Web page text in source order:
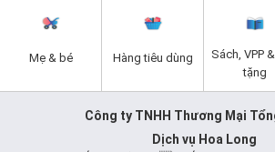
Mẹ & bé Hàng tiêu dùng
Sách, VPP
tặng
Công ty TNHH Thương Mại
Dịch vụ Hoa Long